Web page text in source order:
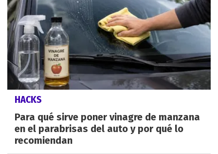
HACKS
Para qué sirve poner vinagre de manzana
en el parabrisas del auto y por qué lo
recomiendan